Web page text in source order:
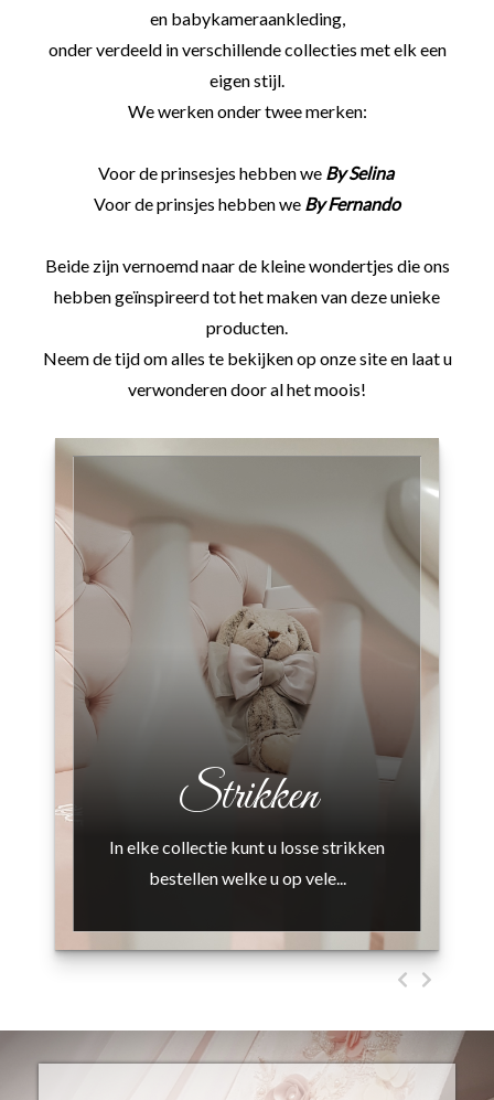
en babykameraankleding,
onder verdeeld in verschillende collecties met elk een
eigen stijl.
We werken onder twee merken:
Voor de prinsesjes hebben we By Selina
Voor de prinsjes hebben we By Fernando
Beide zijn vernoemd naar de kleine wondertjes die ons
hebben geïnspireerd tot het maken van deze unieke
producten.
Neem de tijd om alles te bekijken op onze site en laat u
verwonderen door al het moois!
Strikken
In elke collectie kunt u losse strikken
bestellen welke u op vele...